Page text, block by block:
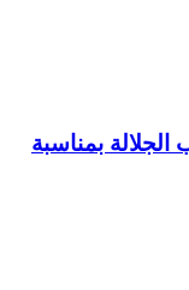
بمناسبة